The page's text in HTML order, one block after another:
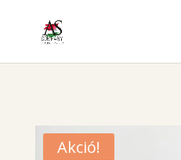
Akció!